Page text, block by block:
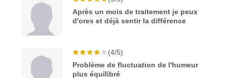
Après un mois de traitement je peux
d'ores et déjà sentir la différence
(4/5)
Problème de fluctuation de l'humeur
plus équilibré